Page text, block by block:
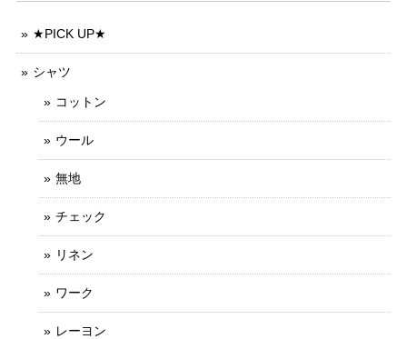
★PICK UP★
シャツ
コットン
ウール
無地
チェック
リネン
ワーク
レーヨン